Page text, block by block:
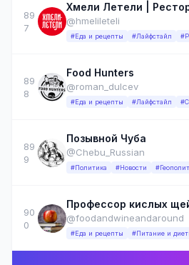
89
7
@hmelileteli
#Еда и рецепты #Лайфстайл
89
8
Food Hunters
@roman_dulcev
#Еда и рецепты #Лайфстайл
89
9
Позывной Чуба
@Chebu_Russian
#Политика #Новости
90
0
Профессор кислых
@foodandwineandaround
#Еда и рецепты #Питание и